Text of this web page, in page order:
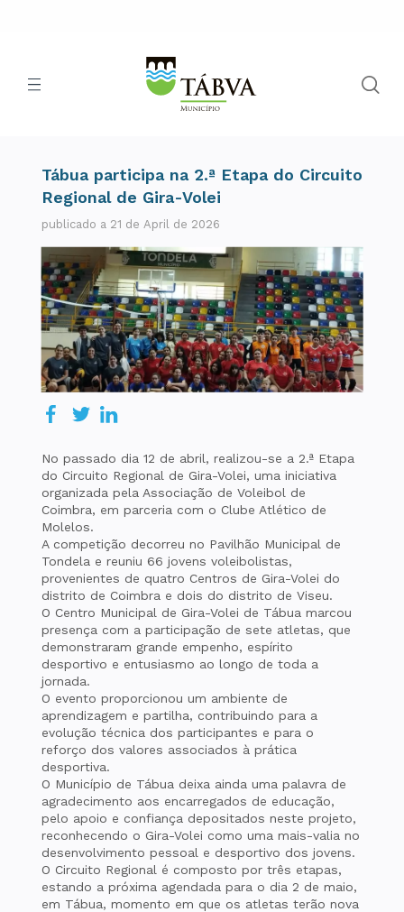
Tábua participa na 2.ª Etapa do Circuito
Regional de Gira-Volei
publicado a 21 de April de 2026
No passado dia 12 de abril, realizou-se a 2.ª Etapa
do Circuito Regional de Gira-Volei, uma iniciativa
organizada pela Associação de Voleibol de
Coimbra, em parceria com o Clube Atlético de
Molelos.
A competição decorreu no Pavilhão Municipal de
Tondela e reuniu 66 jovens voleibolistas,
provenientes de quatro Centros de Gira-Volei do
distrito de Coimbra e dois do distrito de Viseu.
O Centro Municipal de Gira-Volei de Tábua marcou
presença com a participação de sete atletas, que
demonstraram grande empenho, espírito
desportivo e entusiasmo ao longo de toda a
jornada.
O evento proporcionou um ambiente de
aprendizagem e partilha, contribuindo para a
evolução técnica dos participantes e para o
reforço dos valores associados à prática
desportiva.
O Município de Tábua deixa ainda uma palavra de
agradecimento aos encarregados de educação,
pelo apoio e confiança depositados neste projeto,
reconhecendo o Gira-Volei como uma mais-valia no
desenvolvimento pessoal e desportivo dos jovens.
O Circuito Regional é composto por três etapas,
estando a próxima agendada para o dia 2 de maio,
em Tábua, momento em que os atletas terão nova